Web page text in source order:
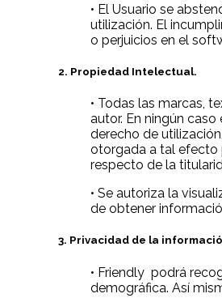
• El Usuario se
utilización. El
o perjuicios en el
2. Propiedad Intelectual.
• Todas las marcas,
autor. En ningún
derecho de
otorgada a tal efecto
respecto de la
• Se autoriza la
de obtener
3. Privacidad de la
• Friendly podrá
demográfica. Así